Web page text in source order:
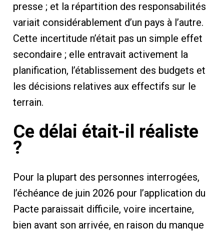
presse ; et la répartition des responsabilités
variait considérablement d’un pays à l’autre.
Cette incertitude n’était pas un simple effet
secondaire ; elle entravait activement la
planification, l’établissement des budgets et
les décisions relatives aux effectifs sur le
terrain.
Ce délai était-il réaliste
?
Pour la plupart des personnes interrogées,
l’échéance de juin 2026 pour l’application du
Pacte paraissait difficile, voire incertaine,
bien avant son arrivée, en raison du manque